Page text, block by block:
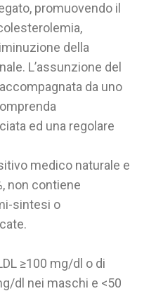
promuovendo il
della
L’assunzione del
da uno
ed una regolare
medico naturale e
non contiene
sintesi o
≥100 mg/dl o di
dl nei maschi e <50